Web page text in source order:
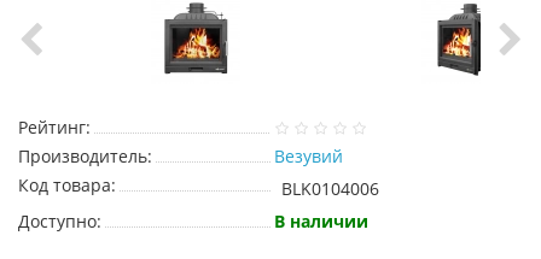
Рейтинг:
Производитель:
Везувий
Код товара:
BLK0104006
Доступно:
В наличии